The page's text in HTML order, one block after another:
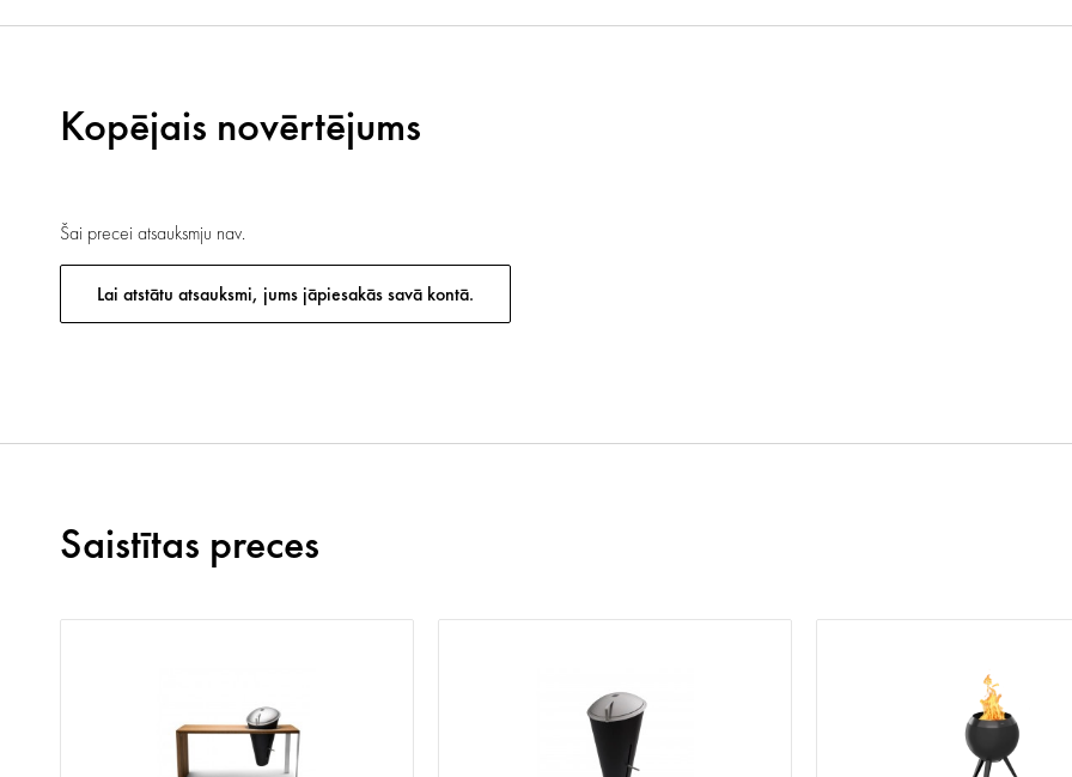
Kopējais novērtējums
Šai precei atsauksmju nav.
Lai atstātu atsauksmi, jums jāpiesakās savā kontā.
Saistītas preces